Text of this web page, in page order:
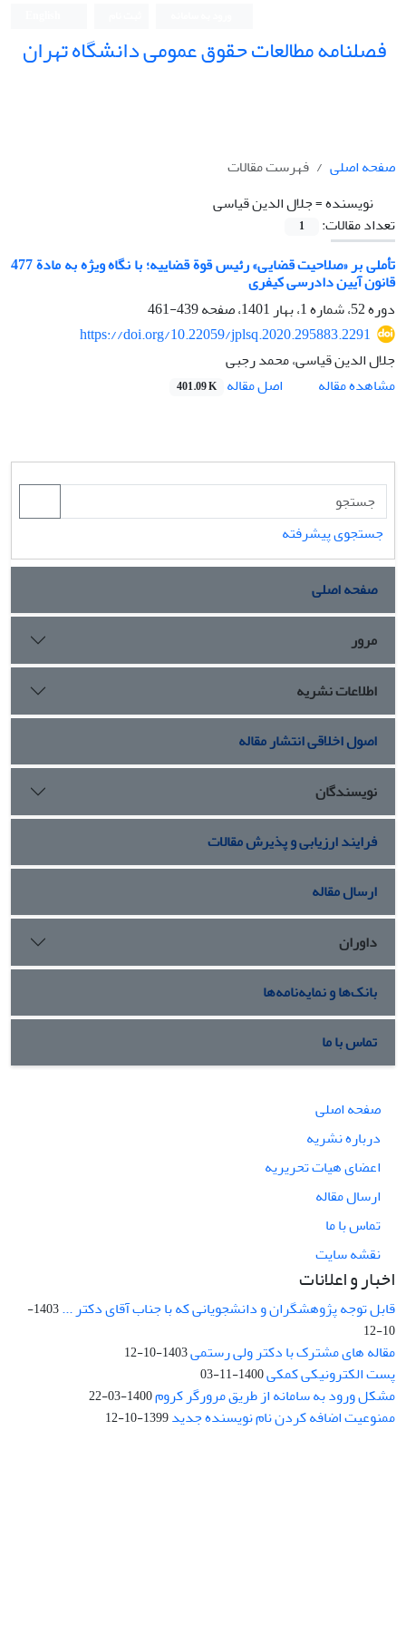
فصلنامه مطالعات حقوق عمومی دانشگاه تهران
صفحه اصلی
فهرست مقالات
نویسنده =جلال الدین قیاسی
تعداد مقالات:
1
تأملی بر «صلاحیت قضایی» رئیس قوة قضاییه؛ با نگاه ویژه به مادة 477
قانون آیین دادرسی کیفری
دوره 52، شماره 1، بهار 1401، صفحه
439-461
https://doi.org/10.22059/jplsq.2020.295883.2291
جلال الدین قیاسی، محمد رجبی
مشاهده مقاله
اصل مقاله 401.09 K
جستجوی پیشرفته
صفحه اصلی
مرور
اطلاعات نشریه
اصول اخلاقی انتشار مقاله
نویسندگان
فرایند ارزیابی و پذیرش مقالات
ارسال مقاله
داوران
بانک‌ها و نمایه‌نامه‌ها
تماس با ما
صفحه اصلی
درباره نشریه
اعضای هیات تحریریه
ارسال مقاله
تماس با ما
نقشه سایت
اخبار و اعلانات
قابل توجه پژوهشگران و دانشجویانی که با جناب آقای دکتر ...
1403-
10-12
مقاله های مشترک با دکتر ولی رستمی1403-10-12
پست الکترونیکی کمکی1400-11-03
مشکل ورود به سامانه از طریق مرورگر کروم1400-03-22
ممنوعیت اضافه کردن نام نویسنده جدید1399-10-12